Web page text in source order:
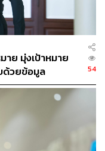
ซึ่งจะมีทั้งสิ้น 5 คน
2 คน และเลือก
ย จะมีความคล้าย
การไกล่เกลี่ยไม่มี
กพัน แต่จะจัดทำ
เสร็จภายใน 12
พาทนำไปใช้เป็น
าย มุ่งเป้าหมาย
ด้วยข้อมูล
54